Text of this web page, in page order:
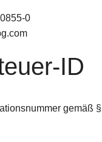
0
ID
gemäß